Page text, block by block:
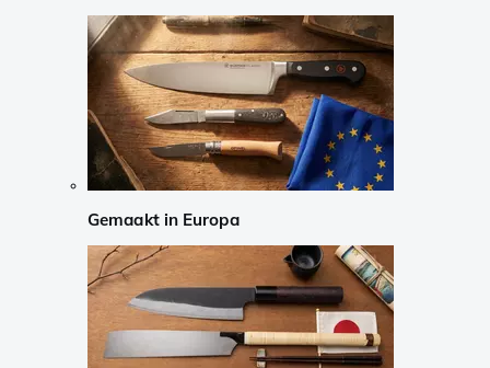
Gemaakt in Europa